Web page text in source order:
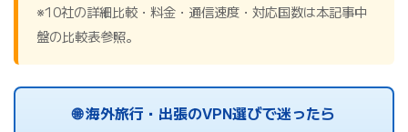
※10社の詳細比較・料金・通信速度・対応国数は本記事中
盤の比較表参照。
🌐 海外旅行・出張のVPN選びで迷ったら